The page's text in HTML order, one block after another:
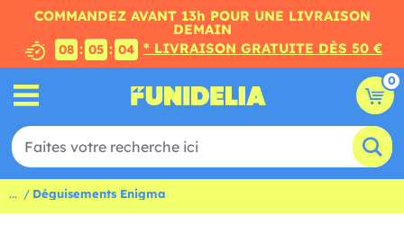
COMMANDEZ AVANT 13h POUR UNE LIVRAISON
DEMAIN
08 : 05 : 03 * LIVRAISON GRATUITE DÈS 50 €
0
... Déguisements Enigma